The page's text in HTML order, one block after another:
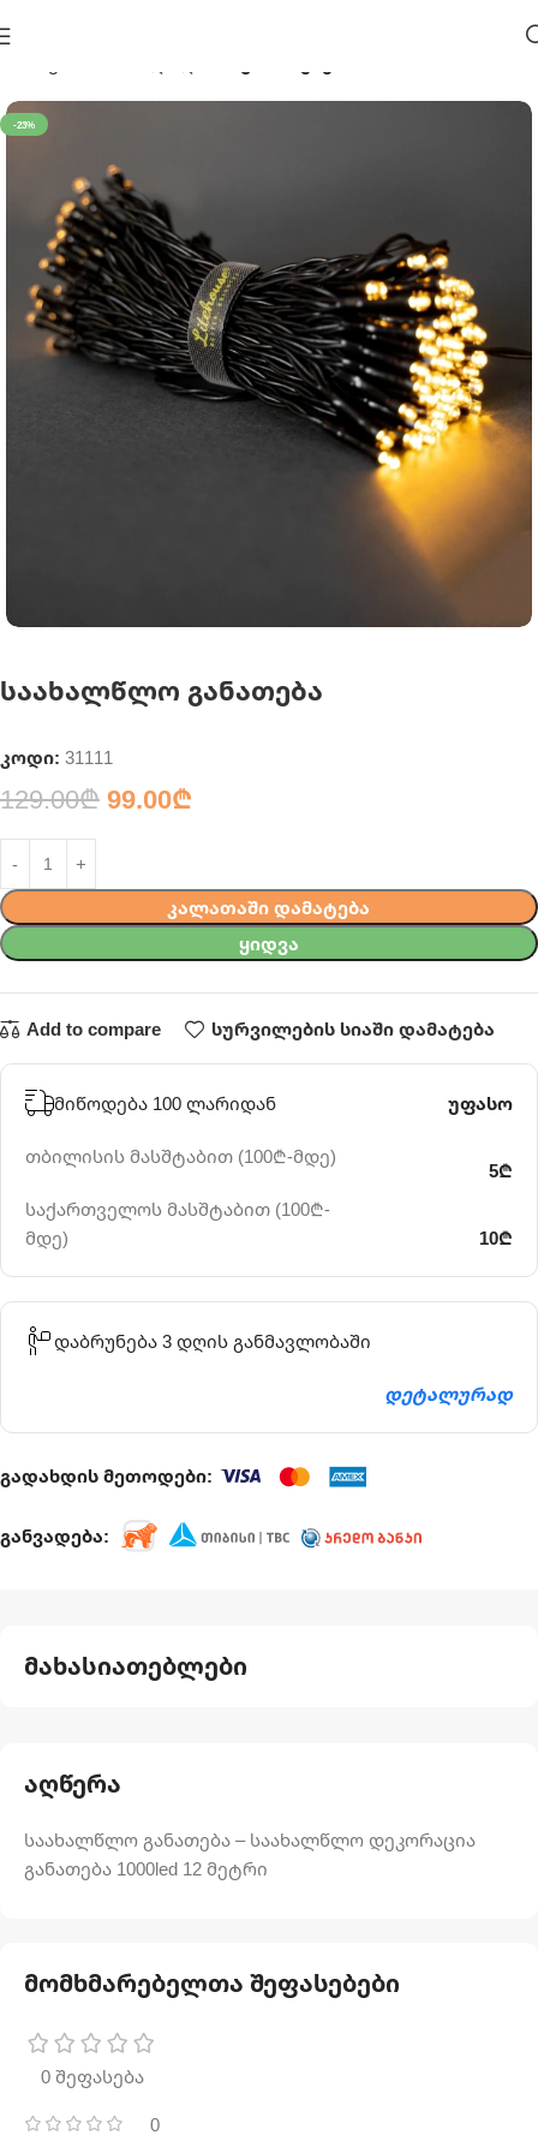
-23%
საახალწლო განათება
კოდი: 31111
129.00₾ 99.00₾
ᲙᲐᲚᲐᲗᲐᲨᲘ ᲓᲐᲛᲐᲢᲔᲑᲐ
ᲧᲘᲓᲕᲐ
Add to compare სურვილების სიაში დამატება
მიწოდება 100 ლარიდან
თბილისის მასშტაბით (100₾-მდე)
საქართველოს მასშტაბით (100₾-
მდე)
უფასო
5₾
10₾
დაბრუნება 3 დღის განმავლობაში
დეტალურად
გადახდის მეთოდები:
განვადება:
აღწერა
საახალწლო განათება – საახალწლო დეკორაცია
განათება 1000led 12 მეტრი
მახასიათებლები
მომხმარებელთა შეფასებები
0 შეფასება
0